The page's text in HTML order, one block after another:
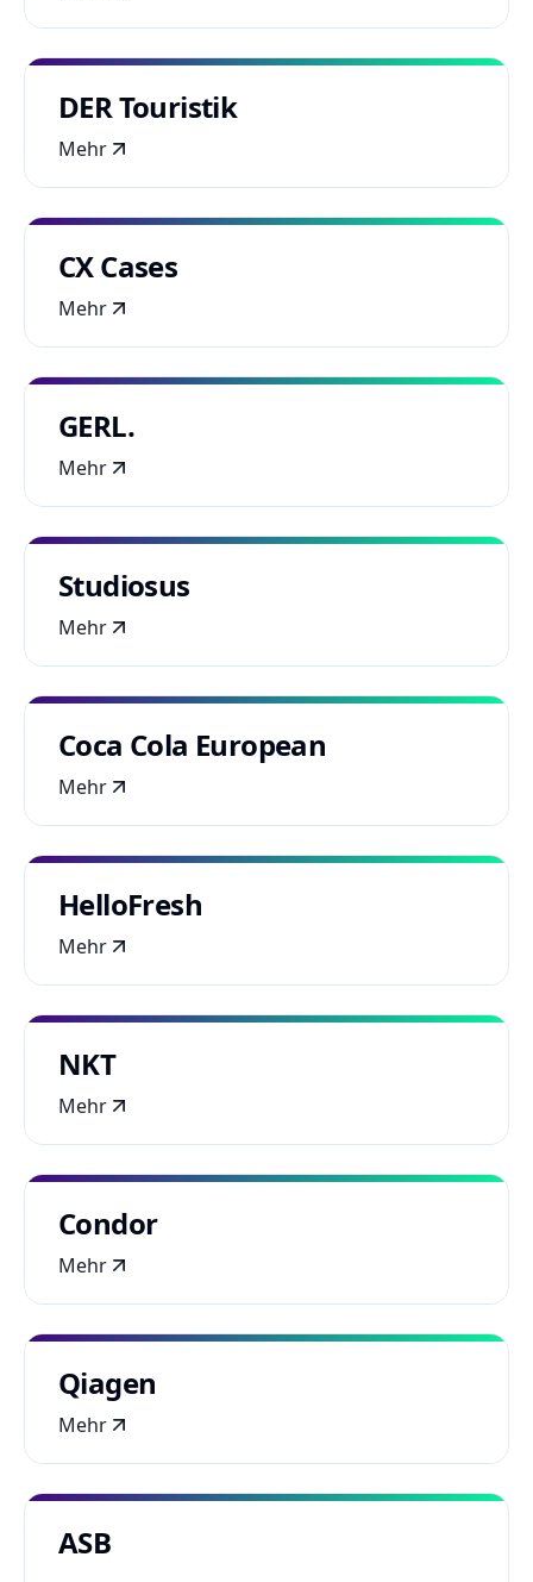
DER Touristik
Mehr
CX Cases
Mehr
GERL.
Mehr
Studiosus
Mehr
Coca Cola European
Mehr
HelloFresh
Mehr
NKT
Mehr
Condor
Mehr
Qiagen
Mehr
ASB